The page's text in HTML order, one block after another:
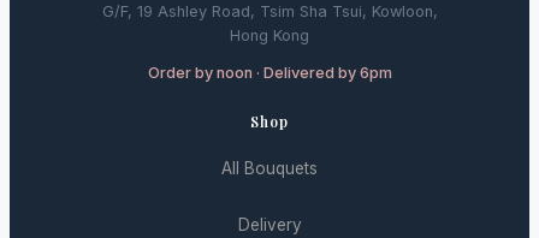
G/F, 19 Ashley Road, Tsim Sha Tsui, Kowloon,
Hong Kong
Order by noon · Delivered by 6pm
Shop
All Bouquets
Delivery